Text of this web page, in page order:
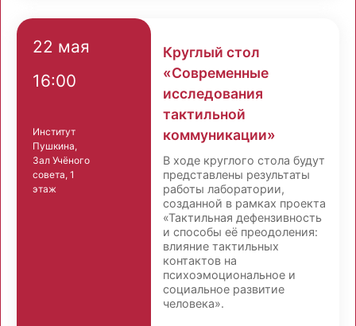
22 мая
16:00
Институт
Пушкина,
Зал Учёного
совета, 1
этаж
Круглый стол
«Современные
исследования
тактильной
коммуникации»
В ходе круглого стола будут
представлены результаты
работы лаборатории,
созданной в рамках проекта
«Тактильная дефензивность
и способы её преодоления:
влияние тактильных
контактов на
психоэмоциональное и
социальное развитие
человека».